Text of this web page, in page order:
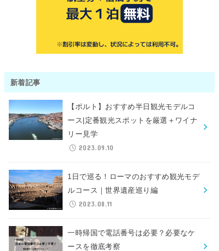
新着記事
【ポルト】おすすめ半日観光モデルコ
ース|定番観光スポットを厳選＋ワイナ
リー見学
2023.09.10
1日で巡る！ローマのおすすめ観光モデ
ルコース｜世界遺産巡り編
2023.08.11
一時帰国で電話番号は必要？必要なケ
ースを徹底考察